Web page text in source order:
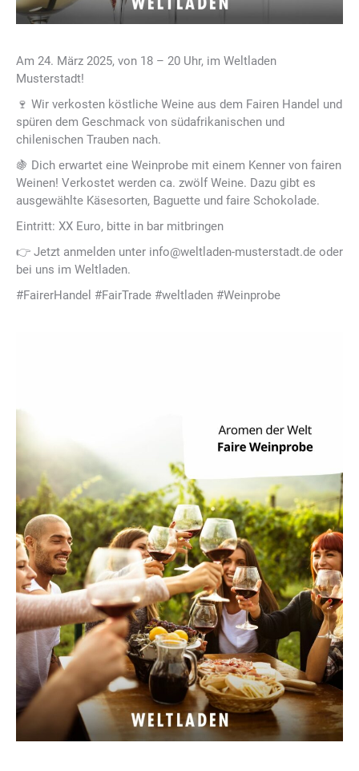
Am 24. März 2025, von 18 – 20 Uhr, im Weltladen
Musterstadt!
🍷 Wir verkosten köstliche Weine aus dem Fairen Handel und
spüren dem Geschmack von südafrikanischen und
chilenischen Trauben nach.
🍇 Dich erwartet eine Weinprobe mit einem Kenner von fairen
Weinen! Verkostet werden ca. zwölf Weine. Dazu gibt es
ausgewählte Käsesorten, Baguette und faire Schokolade.
Eintritt: XX Euro, bitte in bar mitbringen
👉 Jetzt anmelden unter info@weltladen-musterstadt.de oder
bei uns im Weltladen.
#FairerHandel #FairTrade #weltladen #Weinprobe